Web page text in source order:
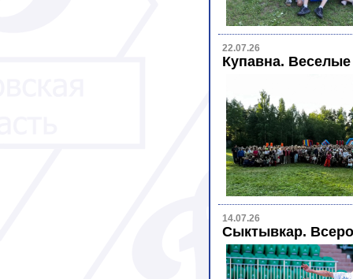
22.07.26
Купавна.
14.07.26
Сыктывкар.